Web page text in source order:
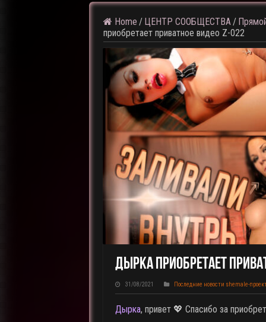
Home / ЦЕНТР СООБЩЕСТВА /
приобретает приватное видео Z-022
Дырка Приобретает
31/08/2021 Последние новости shemale-
Дырка, привет 💖 Спасибо за